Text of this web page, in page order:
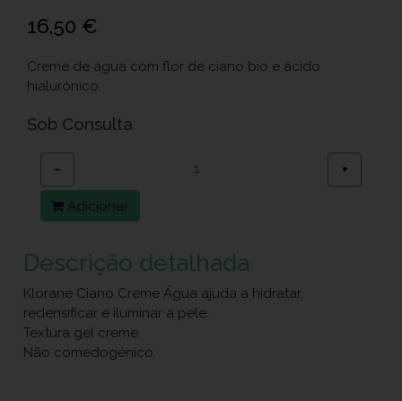
16,50 €
Creme de água com flor de ciano bio e ácido
hialurónico.
Sob Consulta
− +
Adicionar
Descrição detalhada
Klorane Ciano Creme Água ajuda a hidratar,
redensificar e iluminar a pele.
Textura gel creme.
Não comedogénico.